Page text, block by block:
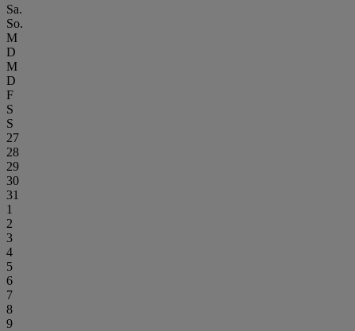
Sa.
So.
M
D
M
D
F
S
S
27
28
29
30
31
1
2
3
4
5
6
7
8
9